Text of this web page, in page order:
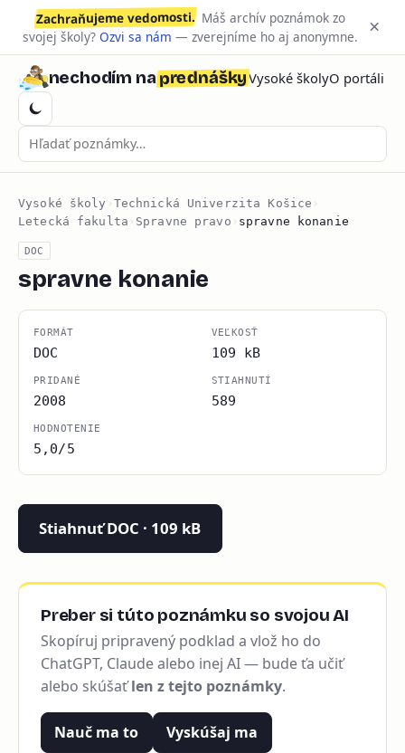
Zachraňujeme vedomosti. Máš archív poznámok zo
svojej školy? Ozvi sa nám — zverejníme ho aj anonymne. ×
nechodím naprednáškyVysoké školyO portáli
Vysoké školy › Technická Univerzita Košice ›
Letecká fakulta › Spravne pravo › spravne konanie
DOC
spravne konanie
FORMÁT
DOC
VEĽKOSŤ
109 kB
PRIDANÉ
2008
STIAHNUTÍ
589
HODNOTENIE
5,0/5
Stiahnuť DOC · 109 kB
Preber si túto poznámku so svojou AI
Skopíruj pripravený podklad a vlož ho do
ChatGPT, Claude alebo inej AI — bude ťa učiť
alebo skúšaťlen z tejto poznámky.
Nauč ma to Vyskúšaj ma